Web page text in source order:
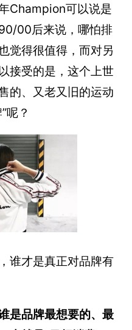
Champion可以说是
00后来说，哪怕排
觉得很值得，而对另
接受的是，这个上世
的、又老又旧的运动
呢？
谁才是真正对品牌有
是品牌最想要的、最